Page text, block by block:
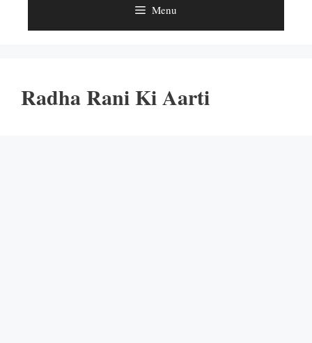
Menu
Radha Rani Ki Aarti